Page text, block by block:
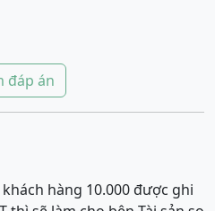
đáp án
hàng 10.000 được ghi